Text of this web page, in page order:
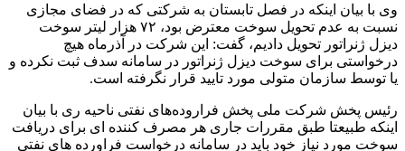
وی با بیان اینکه در فصل تابستان به شرکتی که در فضای مجازی
نسبت به عدم تحویل سوخت معترض بود، ۷۲ هزار لیتر سوخت
دیزل ژنراتور تحویل دادیم، گفت: این شرکت در آذرماه هیچ
درخواستی برای سوخت دیزل ژنراتور در سامانه سدف ثبت نکرده و
یا توسط سازمان متولی مورد تایید قرار نگرفته است.
رئیس پخش شرکت ملی پخش فراروده‌های نفتی ناحیه ری با بیان
اینکه طبیعتا طبق مقررات جاری هر مصرف کننده ای برای دریافت
سوخت مورد نیاز خود باید در سامانه درخواست فراورده های نفتی